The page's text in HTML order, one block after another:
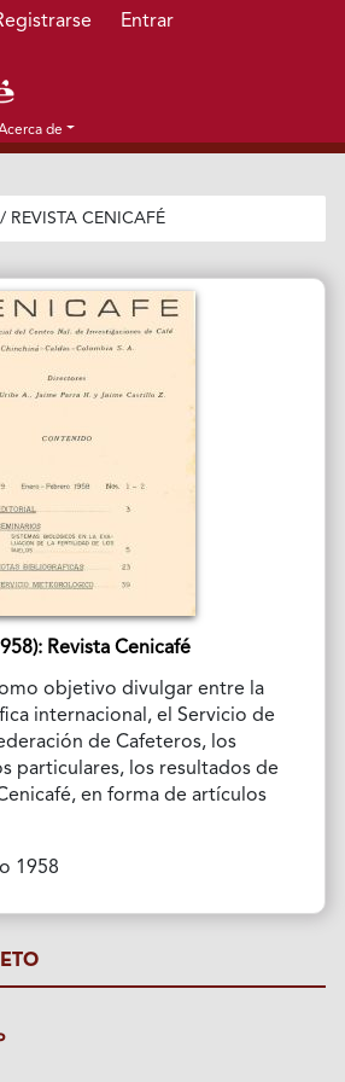
principal
sitio Entrar
de
/ REVISTA CENICAFÉ
Revista Cenicafé
objetivo divulgar entre la
internacional, el Servicio de
de Cafeteros, los
particulares, los resultados de
en forma de artículos
1958